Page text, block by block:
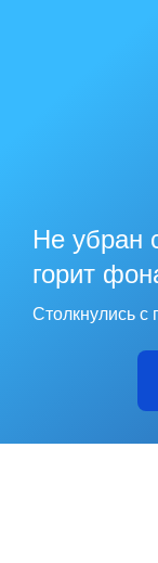
Не убран
горит
Столкнулись